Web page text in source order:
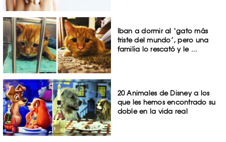
Iban a dormir al ‘gato más
triste del mundo’, pero una
familia lo rescató y le ...
20 Animales de Disney a los
que les hemos encontrado su
doble en la vida real